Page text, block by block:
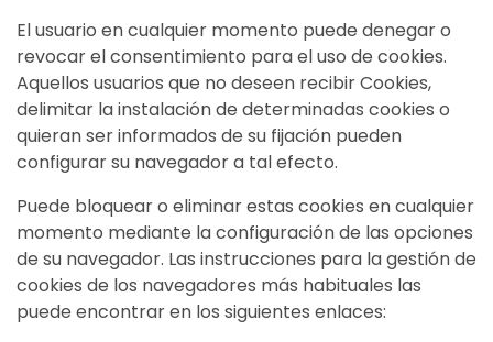
El usuario en cualquier momento puede denegar o
revocar el consentimiento para el uso de cookies.
Aquellos usuarios que no deseen recibir Cookies,
delimitar la instalación de determinadas cookies o
quieran ser informados de su fijación pueden
configurar su navegador a tal efecto.
Puede bloquear o eliminar estas cookies en cualquier
momento mediante la configuración de las opciones
de su navegador. Las instrucciones para la gestión de
cookies de los navegadores más habituales las
puede encontrar en los siguientes enlaces: